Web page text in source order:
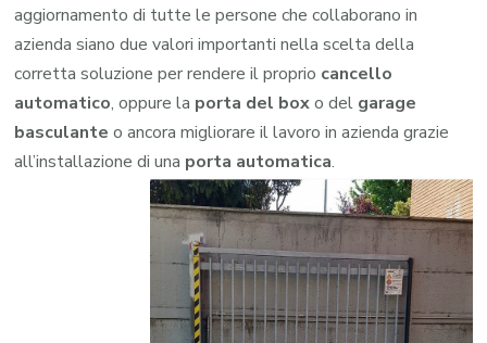
aggiornamento di tutte le persone che collaborano in
azienda siano due valori importanti nella scelta della
corretta soluzione per rendere il proprio cancello
automatico, oppure la porta del boxo del garage
basculante o ancora migliorare il lavoro in azienda grazie
all’installazione di una porta automatica.